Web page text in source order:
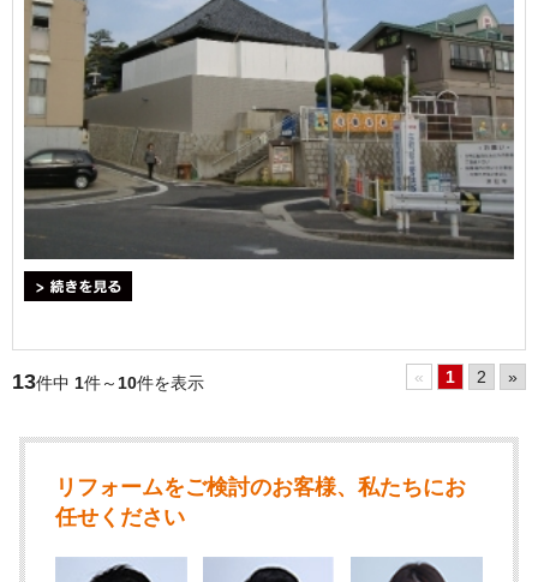
13件中 1件～10件を表示 « 1 2 »
リフォームをご検討のお客様、私たちにお
任せください